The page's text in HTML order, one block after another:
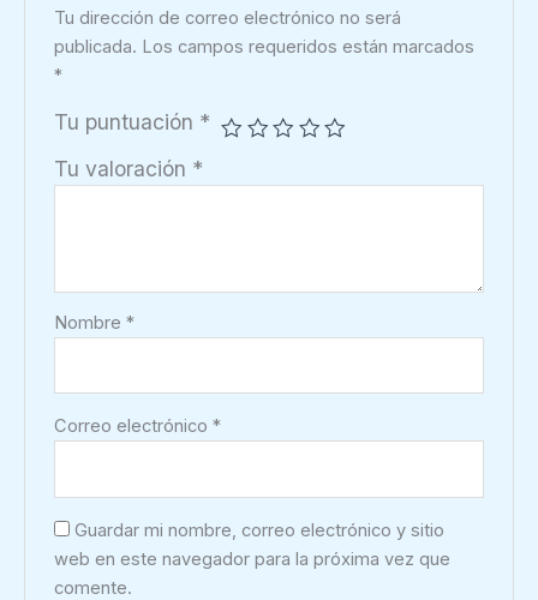
Tu dirección de correo electrónico no será
publicada. Los campos requeridos están marcados
*
Tu puntuación *
Tu valoración *
Nombre*
Correo electrónico*
Guardar mi nombre, correo electrónico y sitio
web en este navegador para la próxima vez que
comente.